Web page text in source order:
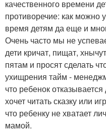
качественного времени
противоречие: как можно
время детям да еще и
Очень часто мы не
дети кричат, пищат,
пятам и просят сделать
ухищрения тайм -
что ребенок
хочет читать сказку или
что ребенку не хватает
мамой.